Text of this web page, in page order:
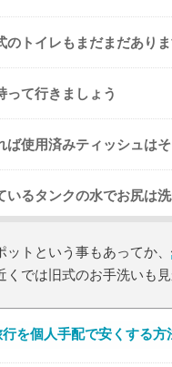
のトイレもまだまだあり
って行きましょう
ば使用済みティッシュは
いるタンクの水でお尻は
トという事もあってか、
では旧式のお手洗いも
行を個人手配で安くする